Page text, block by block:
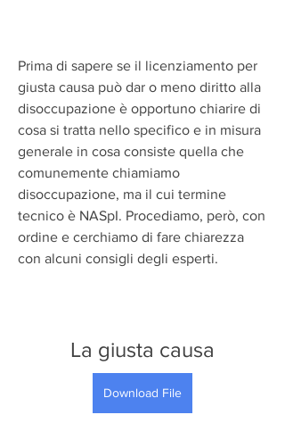
Prima di sapere se il licenziamento per
giusta causa può dar o meno diritto alla
disoccupazione è opportuno chiarire di
cosa si tratta nello specifico e in misura
generale in cosa consiste quella che
comunemente chiamiamo
disoccupazione, ma il cui termine
tecnico è NASpI. Procediamo, però, con
ordine e cerchiamo di fare chiarezza
con alcuni consigli degli esperti.
La giusta causa
Download File